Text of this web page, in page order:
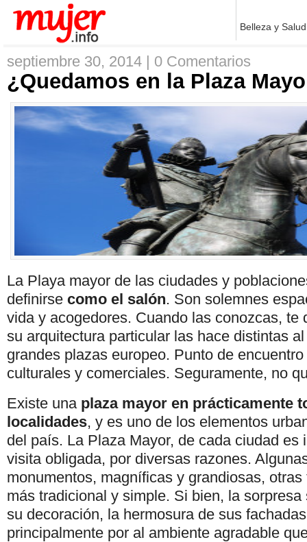
Belleza y Salud
septiembre 30, 2014 | 0 Comentarios
¿Quedamos en la Plaza
La Playa mayor de las ciudades y
definirse como el salón. Son solemnes
vida y acogedores. Cuando las conozcas, te
su arquitectura particular las hace distintas
grandes plazas europeo. Punto de
culturales y comerciales. Seguramente, no
Existe una plaza mayor en prácticamente
localidades, y es uno de los elementos
del país. La Plaza Mayor, de cada ciudad es
visita obligada, por diversas razones.
monumentos, magníficas y grandiosas,
más tradicional y simple. Si bien, la
su decoración, la hermosura de sus
principalmente por al ambiente agradable